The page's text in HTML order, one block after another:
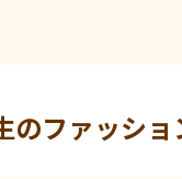
のファッショ